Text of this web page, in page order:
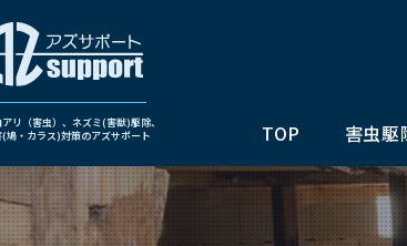
アリ（害虫）、ネズミ(害獣)駆除、
(鳩・カラス)対策のアズサポート
TOP 害虫駆